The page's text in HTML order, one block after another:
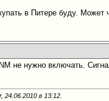
в Питере буду. Может
не нужно включать.
24.06.2010 в 13:12